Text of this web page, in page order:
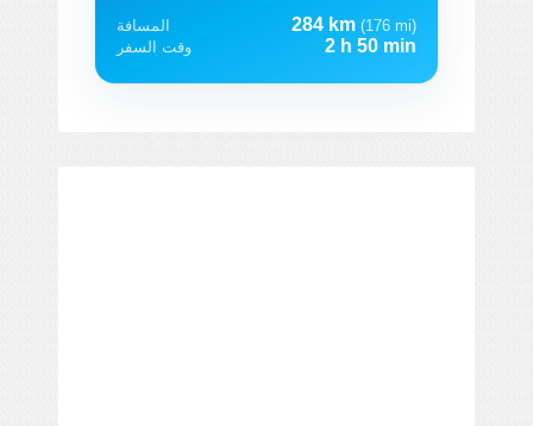
المسافة 284 km (176 mi)
وقت السفر
2 h 50 min